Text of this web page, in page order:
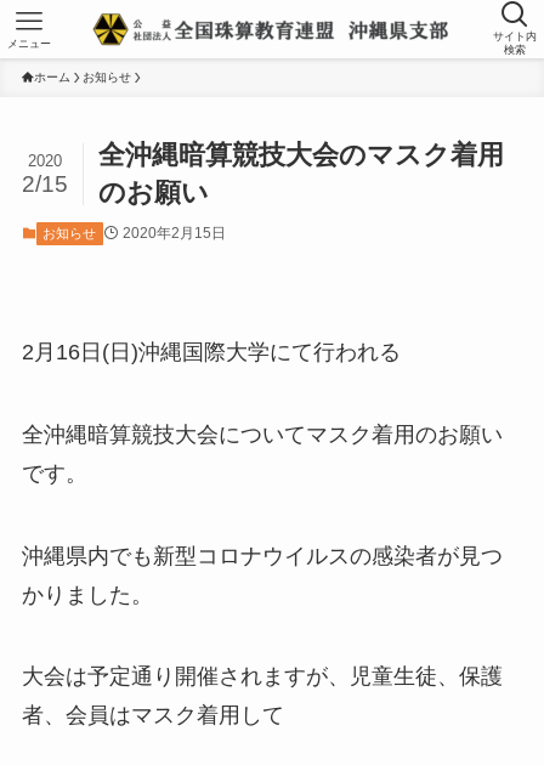
サイト内
検索
メニュー
ホーム お知らせ
全沖縄暗算競技大会のマスク着用
のお願い
2020
2/15
お知らせ 2020年2月15日
2月16日(日)沖縄国際大学にて行われる
全沖縄暗算競技大会についてマスク着用のお願い
です。
沖縄県内でも新型コロナウイルスの感染者が見つ
かりました。
大会は予定通り開催されますが、児童生徒、保護
者、会員はマスク着用して